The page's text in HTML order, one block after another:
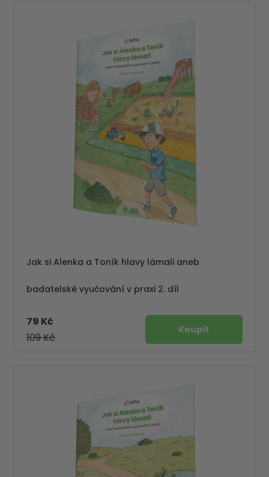
Jak si Alenka a Toník hlavy lámali aneb
badatelské vyučování v praxi 2. díl
109 Kč
79 Kč